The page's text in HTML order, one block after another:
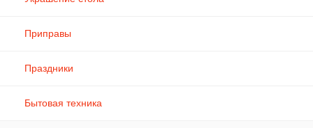
Приправы
Праздники
Бытовая техника